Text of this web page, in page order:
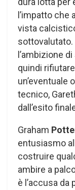
l’impatto che
vista
sottovalutato.
l’ambizione
quindi rifiutare
tecnico,
dall’esito
Graham
entusiasmo
costruire
ambire a
è l’accusa da